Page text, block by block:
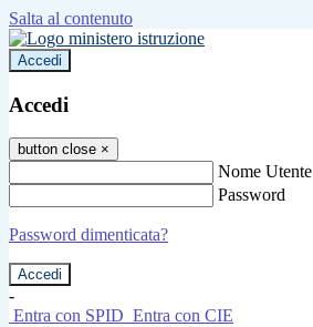
Salta al contenuto
Accedi
Accedi
button close ×
Nome Utente
Password
Password dimenticata?
-
Entra con SPID Entra con CIE